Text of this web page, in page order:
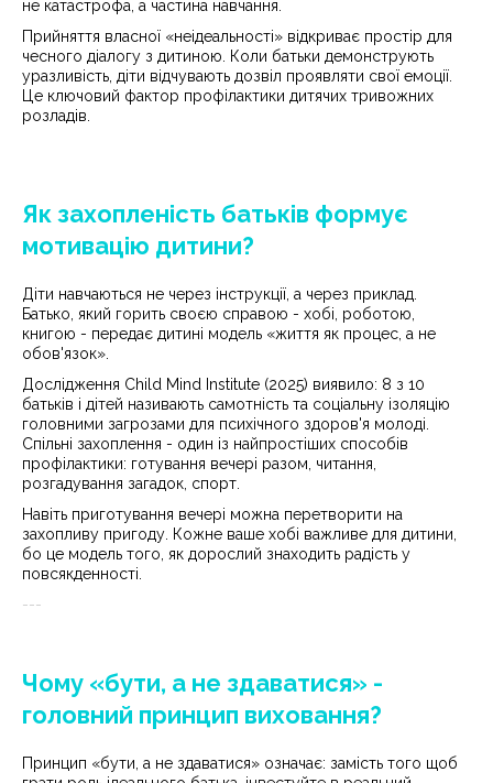
не катастрофа, а частина навчання.
Прийняття власної «неідеальності» відкриває простір для
чесного діалогу з дитиною. Коли батьки демонструють
уразливість, діти відчувають дозвіл проявляти свої емоції.
Це ключовий фактор профілактики дитячих тривожних
розладів.
Як захопленість батьків формує
мотивацію дитини?
Діти навчаються не через інструкції, а через приклад.
Батько, який горить своєю справою - хобі, роботою,
книгою - передає дитині модель «життя як процес, а не
обов'язок».
Дослідження Child Mind Institute (2025) виявило: 8 з 10
батьків і дітей називають самотність та соціальну ізоляцію
головними загрозами для психічного здоров'я молоді.
Спільні захоплення - один із найпростіших способів
профілактики: готування вечері разом, читання,
розгадування загадок, спорт.
Навіть приготування вечері можна перетворити на
захопливу пригоду. Кожне ваше хобі важливе для дитини,
бо це модель того, як дорослий знаходить радість у
повсякденності.
---
Чому «бути, а не здаватися» -
головний принцип виховання?
Принцип «бути, а не здаватися» означає: замість того щоб